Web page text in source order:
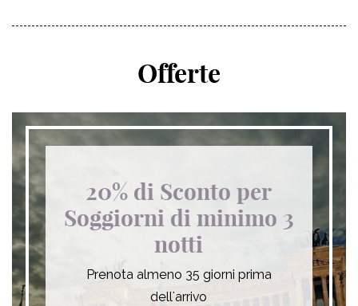
Offerte
20% di Sconto per
Soggiorni di minimo 3
notti
Prenota almeno 35 giorni prima
dell'arrivo